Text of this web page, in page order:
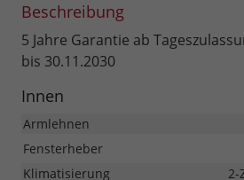
Beschreibung
5 Jahre Garantie ab
bis 30.11.2030
Innen
Armlehnen
Fensterheber
Klimatisierung
2-